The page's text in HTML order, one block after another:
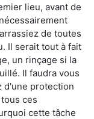
lieu, avant de
de toutes
Il serait tout à fait
un rinçage si la
Il faudra vous
d'une protection
ces
cette tâche